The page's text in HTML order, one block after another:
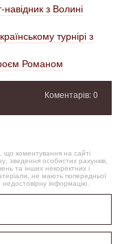
з Волині
турнірі з
Романом
Коментарів: 0
що коментування на сайті
зведення особистих рахунків,
та інших некоректних і
не мають попередньої
недостовірну інформацію.